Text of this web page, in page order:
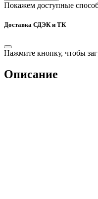
Покажем доступные
Доставка СДЭК и ТК
Нажмите кнопку, чтобы
Описание